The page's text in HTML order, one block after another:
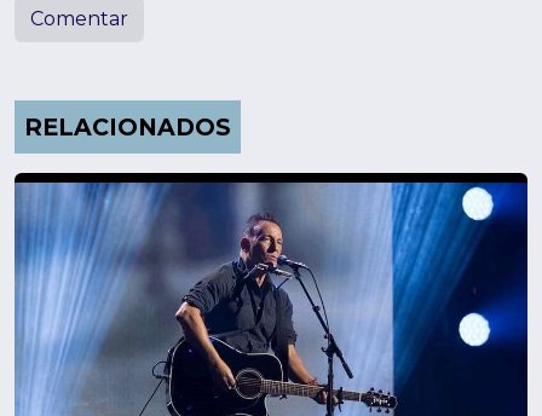
Comentar
RELACIONADOS